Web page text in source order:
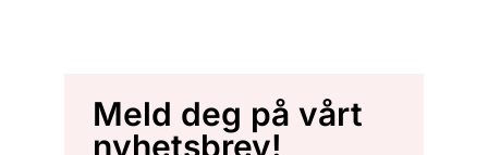
Meld deg på vårt
nyhetsbrev!